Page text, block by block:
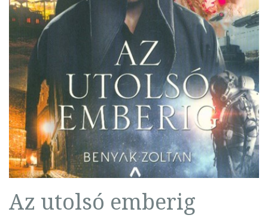
Az utolsó emberig